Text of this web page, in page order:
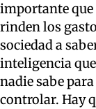
importante que
rinden los
sociedad a
inteligencia
nadie sabe
controlar. Hay